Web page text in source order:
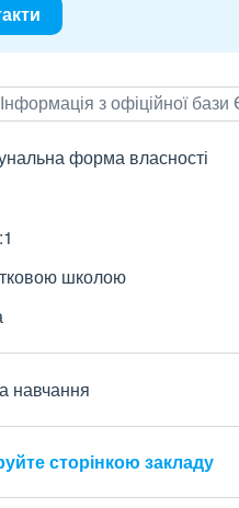
Інформація з офіційної
форма власності
школою
навчання
сторінкою закладу